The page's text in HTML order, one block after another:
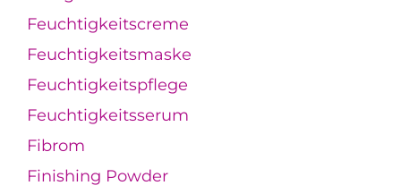
Feuchtigkeitscreme
Feuchtigkeitsmaske
Feuchtigkeitspflege
Feuchtigkeitsserum
Fibrom
Finishing Powder